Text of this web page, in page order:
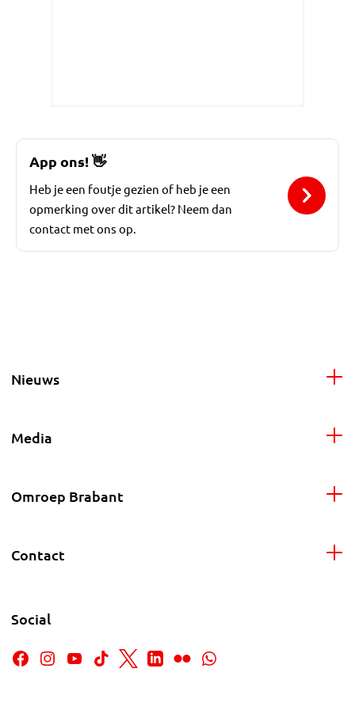
App ons!👋
Heb je een foutje gezien of heb je een
opmerking over dit artikel? Neem dan
contact met ons op.
Nieuws
Media
Omroep Brabant
Contact
Social